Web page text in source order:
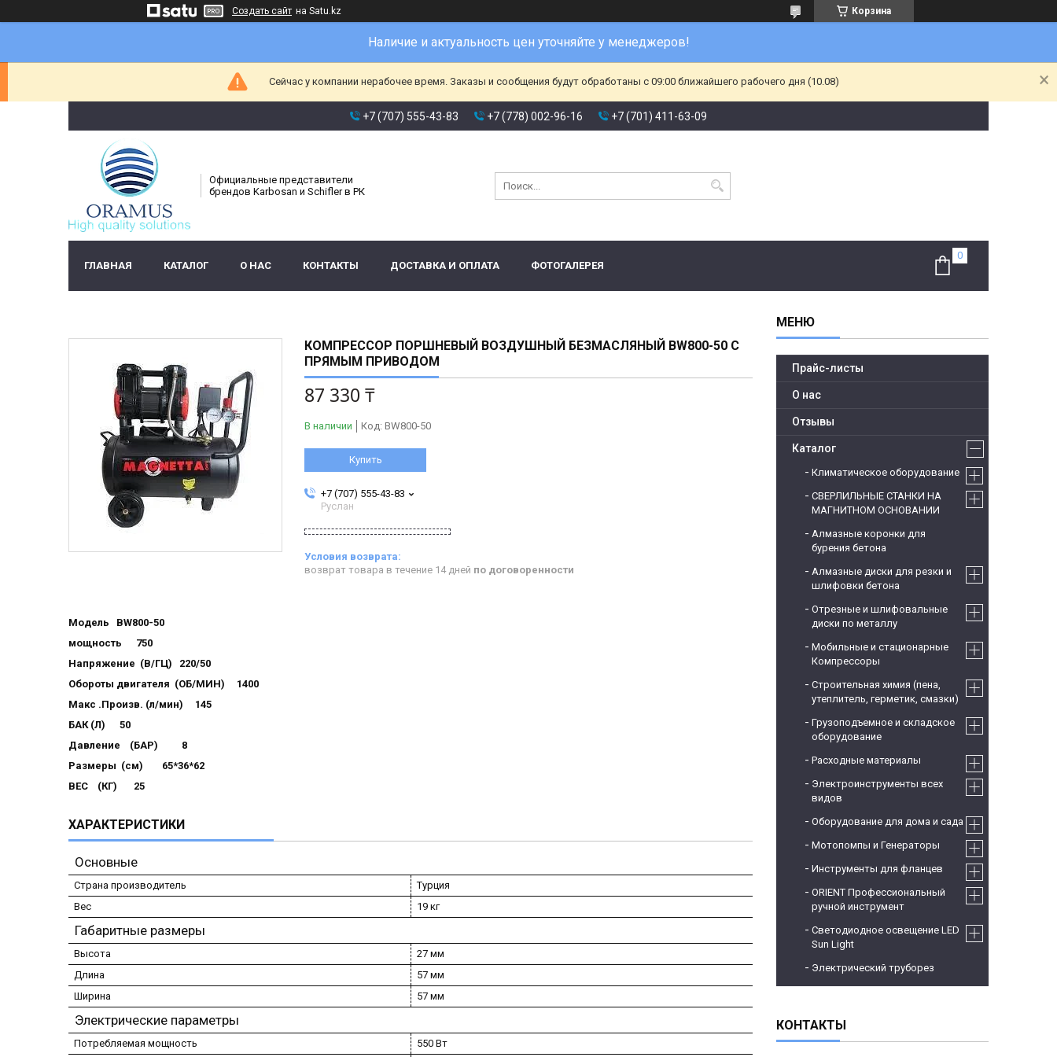
Создать сайт на Satu.kz Корзина
Наличие и актуальность цен уточняйте у менеджеров!
Сейчас у компании нерабочее время. Заказы и сообщения будут обработаны с 09:00 ближайшего рабочего дня (10.08)
+7 (707) 555-43-83 +7 (778) 002-96-16 +7 (701) 411-63-09
Официальные представители
брендов Karbosan и Schifler в РК
ГЛАВНАЯ КАТАЛОГ О НАС КОНТАКТЫ ДОСТАВКА И ОПЛАТА ФОТОГАЛЕРЕЯ
КОМПРЕССОР ПОРШНЕВЫЙ ВОЗДУШНЫЙ БЕЗМАСЛЯНЫЙ BW800-50 С
ПРЯМЫМ ПРИВОДОМ
87 330 ₸
В наличии Код: BW800-50
Купить
+7 (707) 555-43-83
Руслан
возврат товара в течение 14 дней по договоренности
Модель BW800-50
мощность 750
Напряжение (В/ГЦ) 220/50
Обороты двигателя (ОБ/МИН) 1400
Макс .Произв. (л/мин) 145
БАК (Л) 50
Давление (БАР) 8
Размеры (см) 65*36*62
ВЕС (КГ) 25
ХАРАКТЕРИСТИКИ
Основные
Страна производитель
Турция
Вес
19 кг
Габаритные размеры
Высота
27 мм
Длина
57 мм
Ширина
57 мм
Электрические параметры
Потребляемая мощность
550 Вт
Прайс-листы
О нас
Отзывы
Каталог
Климатическое оборудование
СВЕРЛИЛЬНЫЕ СТАНКИ НА
МАГНИТНОМ ОСНОВАНИИ
Алмазные коронки для
бурения бетона
Алмазные диски для резки и
шлифовки бетона
Отрезные и шлифовальные
диски по металлу
Мобильные и стационарные
Компрессоры
Строительная химия (пена,
утеплитель, герметик, смазки)
Грузоподъемное и складское
оборудование
Расходные материалы
Электроинструменты всех
видов
Оборудование для дома и сада
Мотопомпы и Генераторы
Инструменты для фланцев
ORIENT Профессиональный
ручной инструмент
Светодиодное освещение LED
Sun Light
Электрический труборез
КОНТАКТЫ